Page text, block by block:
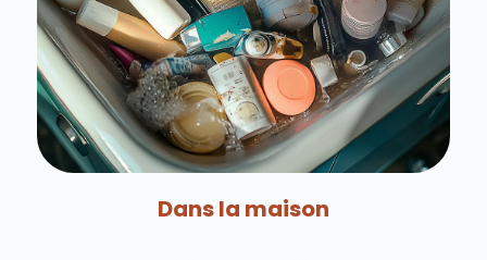
Dans la maison